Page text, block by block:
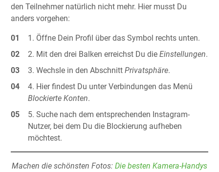
den Teilnehmer natürlich nicht mehr. Hier musst Du
anders vorgehen:
Öffne Dein Profil über das Symbol rechts unten.
Mit den drei Balken erreichst Du dieEinstellungen.
Wechsle in den AbschnittPrivatsphäre.
Hier findest Du unter Verbindungen das Menü
Blockierte Konten.
Suche nach dem entsprechenden Instagram-
Nutzer, bei dem Du die Blockierung aufheben
möchtest.
Machen die schönsten Fotos: Die besten Kamera-Handys